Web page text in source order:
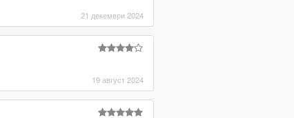
21 декември 2024
19 август 2024